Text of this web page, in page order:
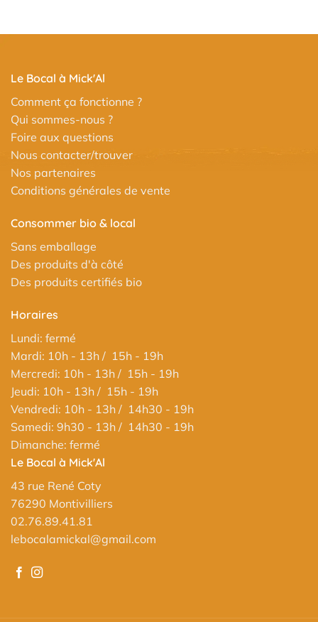
Le Bocal à Mick'Al
Comment ça fonctionne ?
Qui sommes-nous ?
Foire aux questions
Nous contacter/trouver
Nos partenaires
Conditions générales de vente
Consommer bio & local
Sans emballage
Des produits d'à côté
Des produits certifiés bio
Horaires
Lundi: fermé
Mardi: 10h - 13h / 15h - 19h
Mercredi: 10h - 13h / 15h - 19h
Jeudi: 10h - 13h / 15h - 19h
Vendredi: 10h - 13h / 14h30 - 19h
Samedi: 9h30 - 13h / 14h30 - 19h
Dimanche: fermé
Le Bocal à Mick'Al
43 rue René Coty
76290 Montivilliers
02.76.89.41.81
lebocalamickal@gmail.com